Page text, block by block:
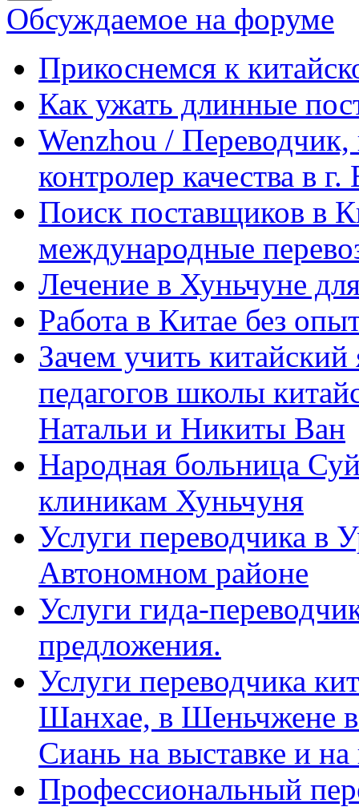
Обсуждаемое на форуме
Прикоснемся к
Как ужать длинные
Wenzhou / Переводчик,
контролер качества в
Поиск поставщиков в
международные
Лечение в Хуньчуне
Работа в Китае без
Зачем учить
педагогов школы
Натальи и Никиты Ван
Народная больница
клиникам Хуньчуня
Услуги переводчика в
Автономном районе
Услуги гида-
предложения.
Услуги переводчика
Шанхае, в Шеньчжене
Сиань на выставке и
Профессиональный